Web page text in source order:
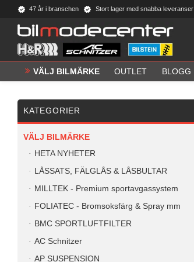
47 år i branschen Stort lager med snabba leveranser
VÄLJ BILMÄRKE OUTLET BLOGG
KATEGORIER
VÄLJ BILMÄRKE
HETA NYHETER
LÅSSATS, FÄLGLÅS & LÅSBULTAR
MILLTEK - Premium sportavgassystem
FOLIATEC - Bromsoksfärg & Spray mm
BMC SPORTLUFTFILTER
AC Schnitzer
AP SUSPENSION